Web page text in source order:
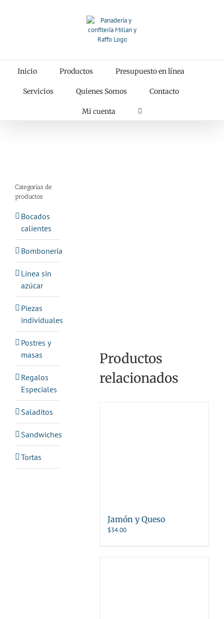
Inicio Productos Presupuesto en línea
Servicios Quienes Somos Contacto
Mi cuenta
Productos
relacionados
Jamón y Queso
$34.00
Categorías de
productos
Bocados
calientes
Bomboneria
Línea sin
azúcar
Piezas
individuales
Postres y
masas
Regalos
Especiales
Saladitos
Sandwiches
Tortas